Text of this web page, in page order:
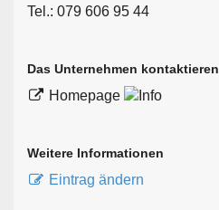
Tel.: 079 606 95 44
Das Unternehmen kontaktieren
Homepage
Weitere Informationen
Eintrag ändern